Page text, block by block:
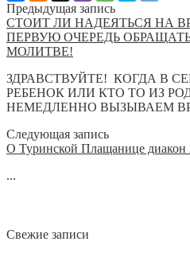
Предыдущая запись
СТОИТ ЛИ НАДЕЯТЬСЯ НА
ПЕРВУЮ ОЧЕРЕДЬ
МОЛИТВЕ!
ЗДРАВСТВУЙТЕ! КОГДА В
РЕБЕНОК ИЛИ КТО ТО ИЗ
НЕМЕДЛЕННО ВЫЗЫВАЕМ
Следующая запись
О Туринской Плащанице диакон
...
Свежие записи